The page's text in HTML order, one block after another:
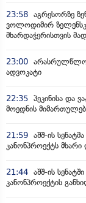
23:58 აგრესორზე
ვოლოდიმირ ზელენსკი
მხარდაჭერისთვის
23:00
ადვოკატი
22:35 პეკინისა და
მოედნის
21:59 აშშ-ის
კანონპროექტს მხარი
21:44 აშშ-ის
კანონპროექტის